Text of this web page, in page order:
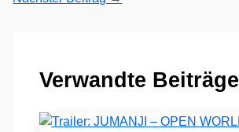
Verwandte Beiträge